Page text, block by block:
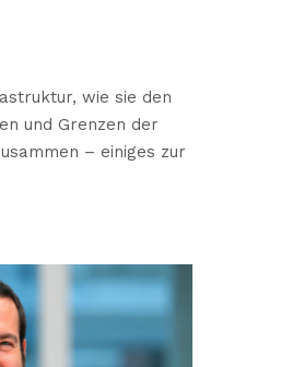
wie sie den
und Grenzen der
– einiges zur